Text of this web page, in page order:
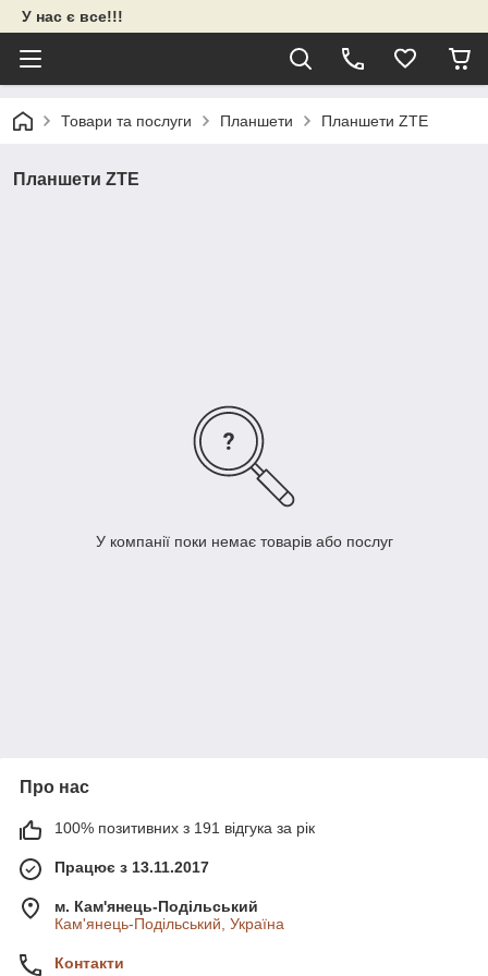
У нас є все!!!
Товари та послуги Планшети Планшети ZTE
Планшети ZTE
У компанії поки немає товарів або послуг
Про нас
100% позитивних з 191 відгука за рік
Працює з 13.11.2017
м. Кам'янець-Подільський
Кам'янець-Подільський, Україна
Контакти